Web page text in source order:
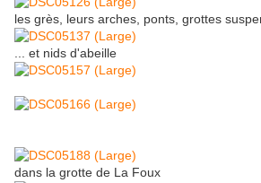
les grès, leurs arches, ponts, grottes
... et nids d'abeille
dans la grotte de La Foux